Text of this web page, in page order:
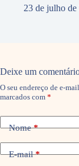
23 de julho de
Deixe um
O seu endereço de e-
marcados com *
Nome*
E-mail*